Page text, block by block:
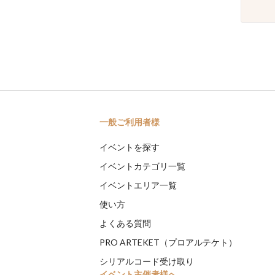
一般ご利用者様
イベントを探す
イベントカテゴリ一覧
イベントエリア一覧
使い方
よくある質問
PRO ARTEKET（プロアルテケト）
シリアルコード受け取り